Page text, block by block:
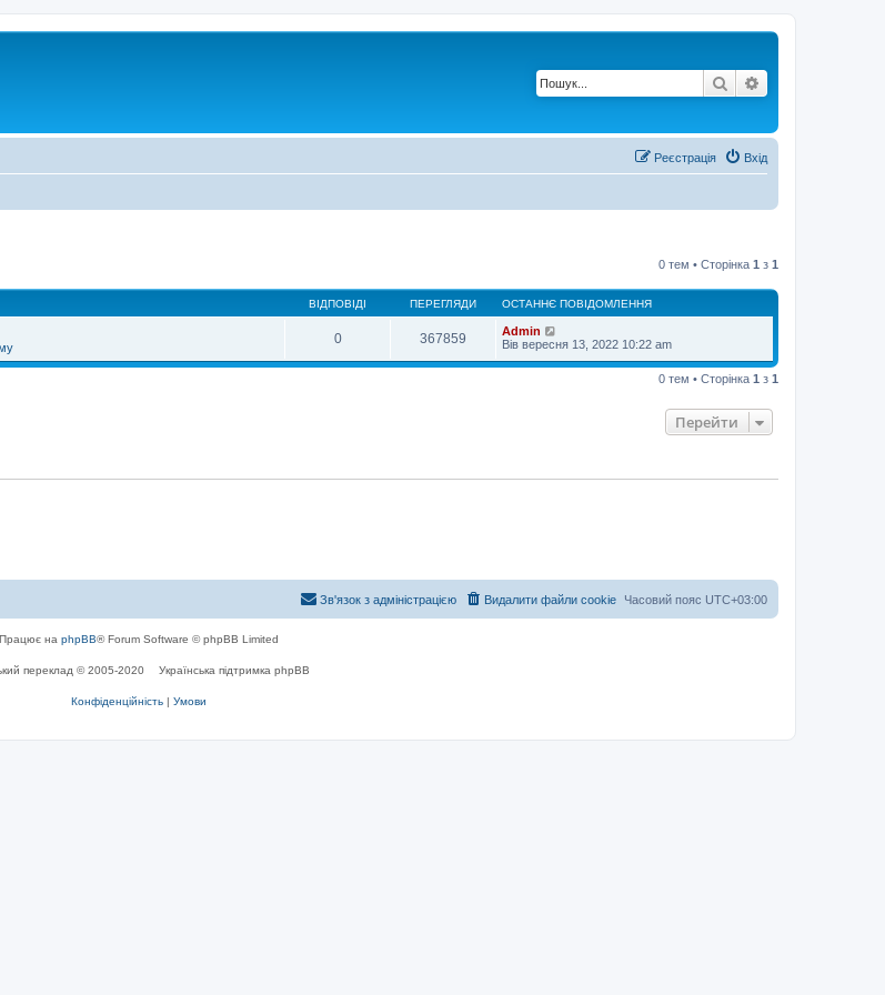
Пошук
Вхід
Реєстрація
0 тем • Сторінка 1 з 1
ВІДПОВІДІ ПЕРЕГЛЯДИ ОСТАННЄ ПОВІДОМЛЕННЯ
0 367859
Admin
Вів вересня 13, 2022 10:22 am
0 тем • Сторінка 1 з 1
Перейти
Часовий пояс UTC+03:00
Видалити файли cookie
Зв'язок з адміністрацією
Працює на phpBB® Forum Software © phpBB Limited
переклад © 2005-2020 Українська підтримка phpBB
Конфіденційність | Умови